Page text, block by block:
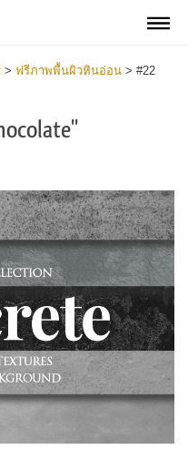
> ฟรีภาพพื้นผิวหินอ่อน > #22
ก